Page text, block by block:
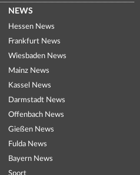
NEWS
Hessen News
Frankfurt News
Wiesbaden News
Mainz News
Kassel News
Darmstadt News
Offenbach News
Gießen News
Fulda News
Bayern News